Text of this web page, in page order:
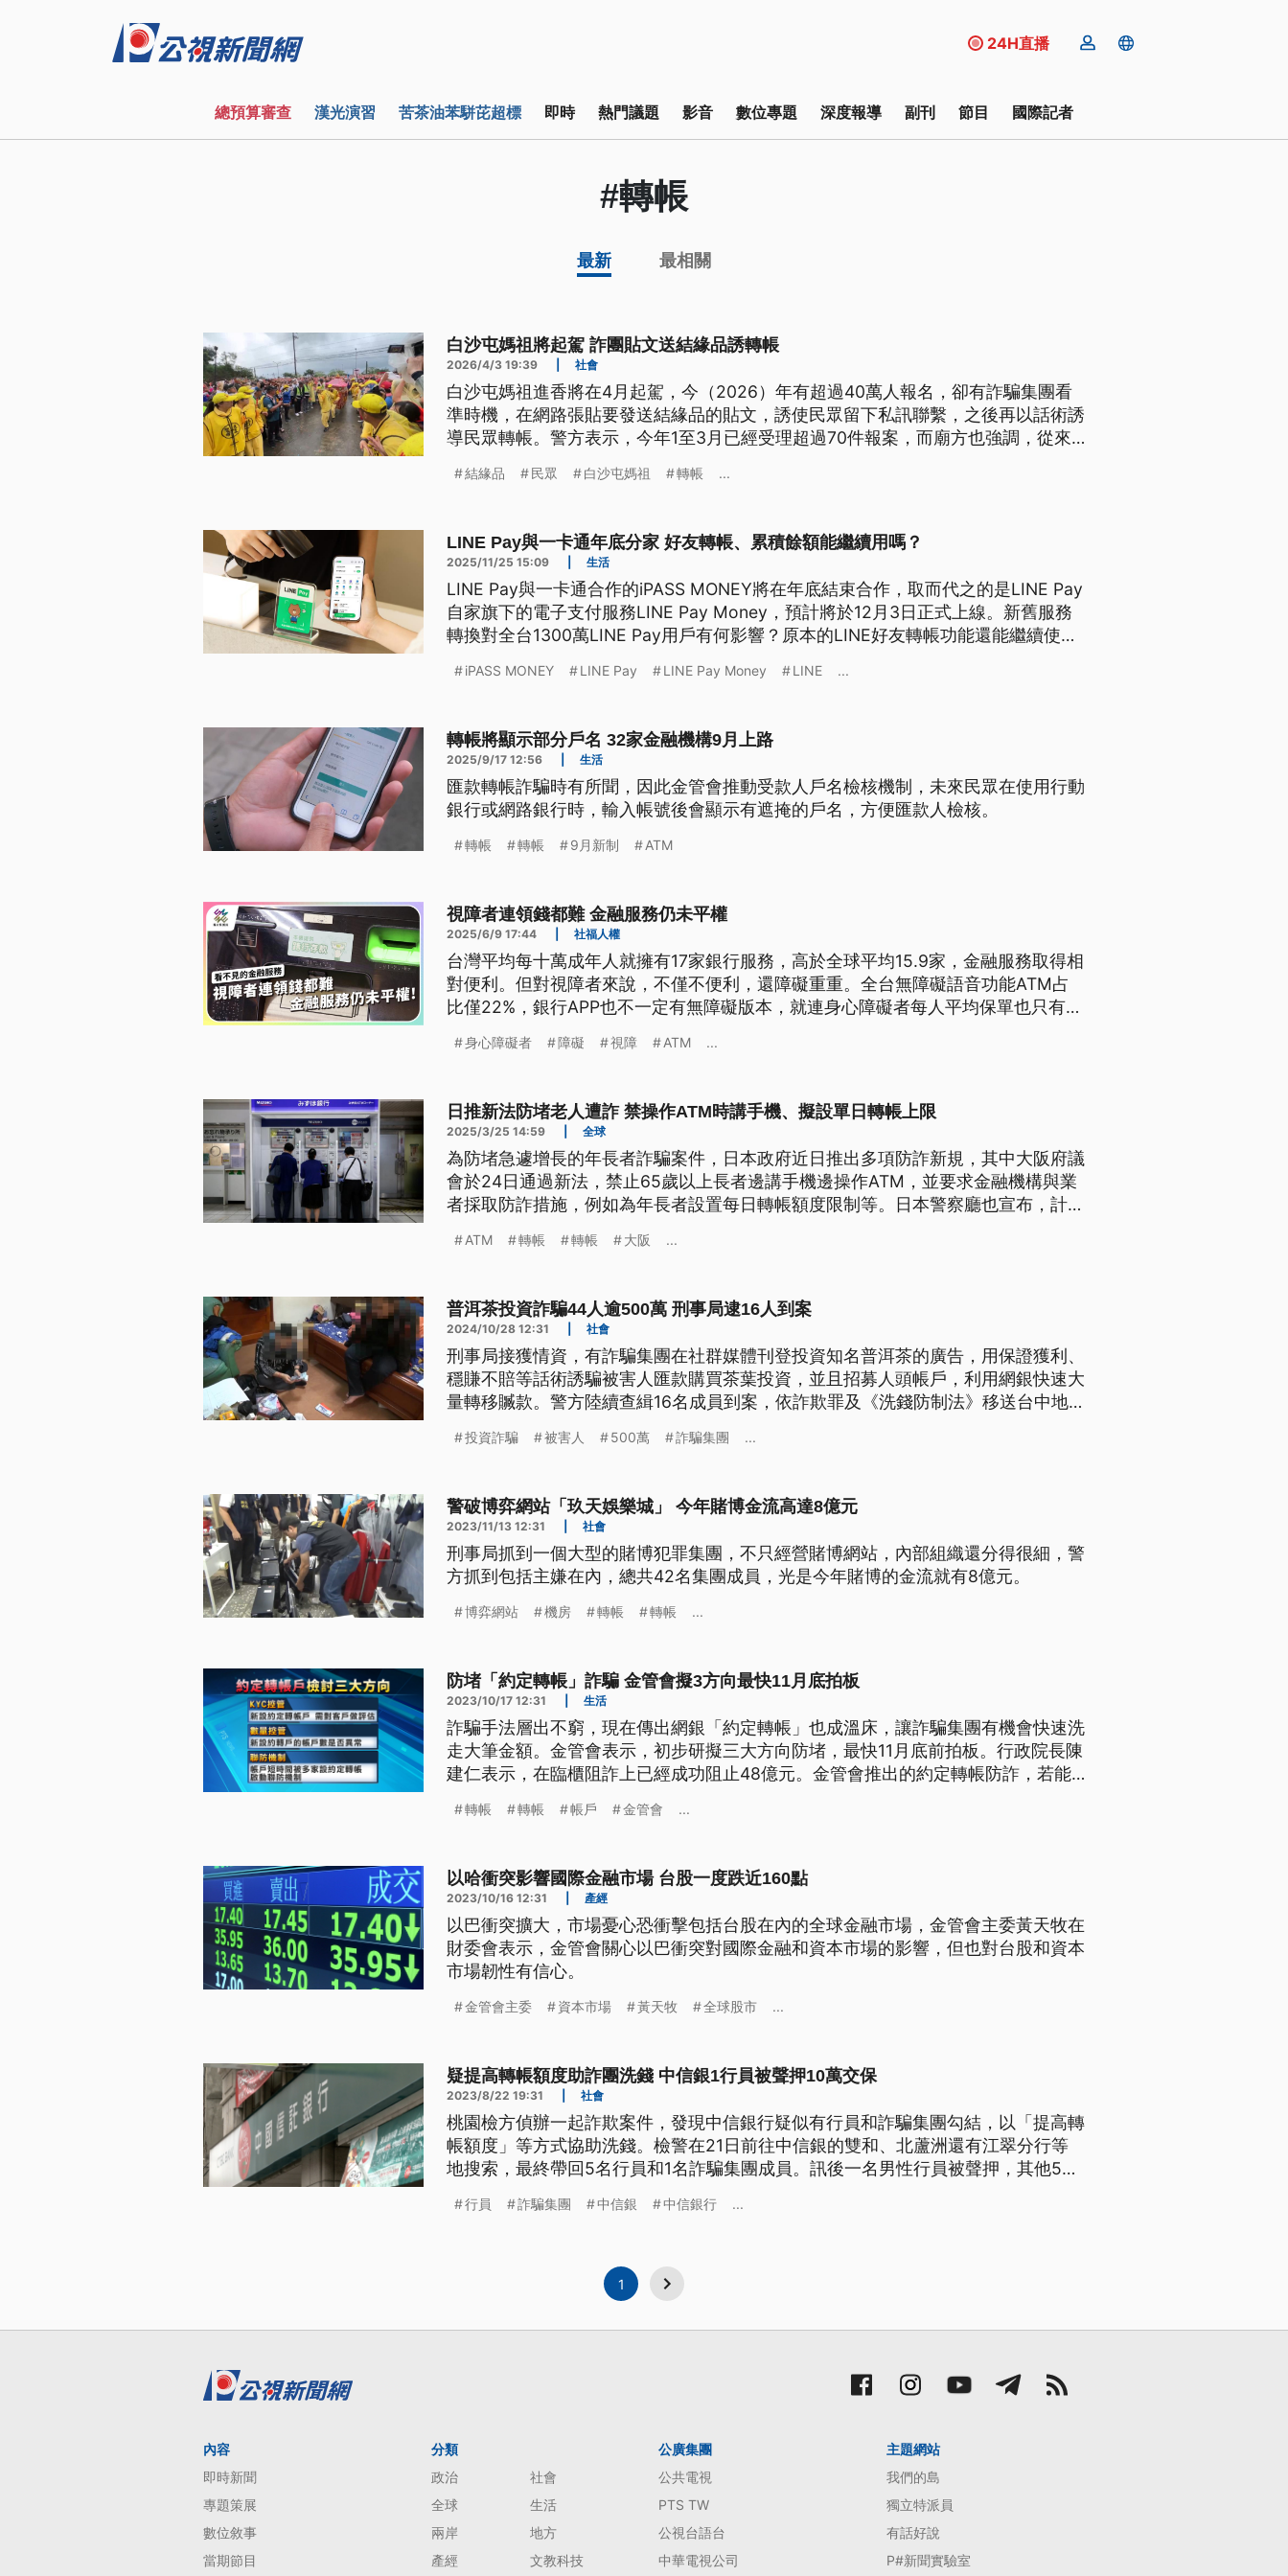
24H直播
總預算審查 漢光演習 苦茶油苯駢芘超標 即時 熱門議題 影音 數位專題 深度報導 副刊 節目 國際記者
#轉帳
最新 最相關
白沙屯媽祖將起駕 詐團貼文送結緣品誘轉帳
2026/4/3 19:39 社會
白沙屯媽祖進香將在4月起駕，今（2026）年有超過40萬人報名，卻有詐騙集團看
準時機，在網路張貼要發送結緣品的貼文，誘使民眾留下私訊聯繫，之後再以話術誘
導民眾轉帳。警方表示，今年1至3月已經受理超過70件報案，而廟方也強調，從來
結緣品 民眾 白沙屯媽祖 轉帳 ...
LINE Pay與一卡通年底分家 好友轉帳、累積餘額能繼續用嗎？
2025/11/25 15:09 生活
LINE Pay與一卡通合作的iPASS MONEY將在年底結束合作，取而代之的是LINE Pay
自家旗下的電子支付服務LINE Pay Money，預計將於12月3日正式上線。新舊服務
轉換對全台1300萬LINE Pay用戶有何影響？原本的LINE好友轉帳功能還能繼續使用
iPASS MONEY LINE Pay LINE Pay Money LINE ...
轉帳將顯示部分戶名 32家金融機構9月上路
2025/9/17 12:56 生活
匯款轉帳詐騙時有所聞，因此金管會推動受款人戶名檢核機制，未來民眾在使用行動
銀行或網路銀行時，輸入帳號後會顯示有遮掩的戶名，方便匯款人檢核。
轉帳 轉帳 9月新制 ATM
視障者連領錢都難 金融服務仍未平權
2025/6/9 17:44 社福人權
台灣平均每十萬成年人就擁有17家銀行服務，高於全球平均15.9家，金融服務取得相
對便利。但對視障者來說，不僅不便利，還障礙重重。全台無障礙語音功能ATM占
比僅22%，銀行APP也不一定有無障礙版本，就連身心障礙者每人平均保單也只有
騙風險中。金融服務的無障礙法規應該跟上建築物的無障礙法規，或者至少要從公股
身心障礙者 障礙 視障 ATM ...
日推新法防堵老人遭詐 禁操作ATM時講手機、擬設單日轉帳上限
2025/3/25 14:59 全球
為防堵急遽增長的年長者詐騙案件，日本政府近日推出多項防詐新規，其中大阪府議
會於24日通過新法，禁止65歲以上長者邊講手機邊操作ATM，並要求金融機構與業
者採取防詐措施，例如為年長者設置每日轉帳額度限制等。日本警察廳也宣布，計劃
ATM 轉帳 轉帳 大阪 ...
普洱茶投資詐騙44人逾500萬 刑事局逮16人到案
2024/10/28 12:31 社會
刑事局接獲情資，有詐騙集團在社群媒體刊登投資知名普洱茶的廣告，用保證獲利、
穩賺不賠等話術誘騙被害人匯款購買茶葉投資，並且招募人頭帳戶，利用網銀快速大
量轉移贓款。警方陸續查緝16名成員到案，依詐欺罪及《洗錢防制法》移送台中地
投資詐騙 被害人 500萬 詐騙集團 ...
警破博弈網站「玖天娛樂城」 今年賭博金流高達8億元
2023/11/13 12:31 社會
刑事局抓到一個大型的賭博犯罪集團，不只經營賭博網站，內部組織還分得很細，警
方抓到包括主嫌在內，總共42名集團成員，光是今年賭博的金流就有8億元。
博弈網站 機房 轉帳 轉帳 ...
防堵「約定轉帳」詐騙 金管會擬3方向最快11月底拍板
2023/10/17 12:31 生活
詐騙手法層出不窮，現在傳出網銀「約定轉帳」也成溫床，讓詐騙集團有機會快速洗
走大筆金額。金管會表示，初步研擬三大方向防堵，最快11月底前拍板。行政院長陳
建仁表示，在臨櫃阻詐上已經成功阻止48億元。金管會推出的約定轉帳防詐，若能
轉帳 轉帳 帳戶 金管會 ...
以哈衝突影響國際金融市場 台股一度跌近160點
2023/10/16 12:31 產經
以巴衝突擴大，市場憂心恐衝擊包括台股在內的全球金融市場，金管會主委黃天牧在
財委會表示，金管會關心以巴衝突對國際金融和資本市場的影響，但也對台股和資本
市場韌性有信心。
金管會主委 資本市場 黃天牧 全球股市 ...
疑提高轉帳額度助詐團洗錢 中信銀1行員被聲押10萬交保
2023/8/22 19:31 社會
桃園檢方偵辦一起詐欺案件，發現中信銀行疑似有行員和詐騙集團勾結，以「提高轉
帳額度」等方式協助洗錢。檢警在21日前往中信銀的雙和、北蘆洲還有江翠分行等
地搜索，最終帶回5名行員和1名詐騙集團成員。訊後一名男性行員被聲押，其他5人
行員 詐騙集團 中信銀 中信銀行 ...
1
內容
即時新聞
專題策展
數位敘事
當期節目
分類
政治
社會
全球
生活
兩岸
地方
產經
文教科技
公廣集團
公共電視
PTS TW
公視台語台
中華電視公司
主題網站
我們的島
獨立特派員
有話好說
P#新聞實驗室